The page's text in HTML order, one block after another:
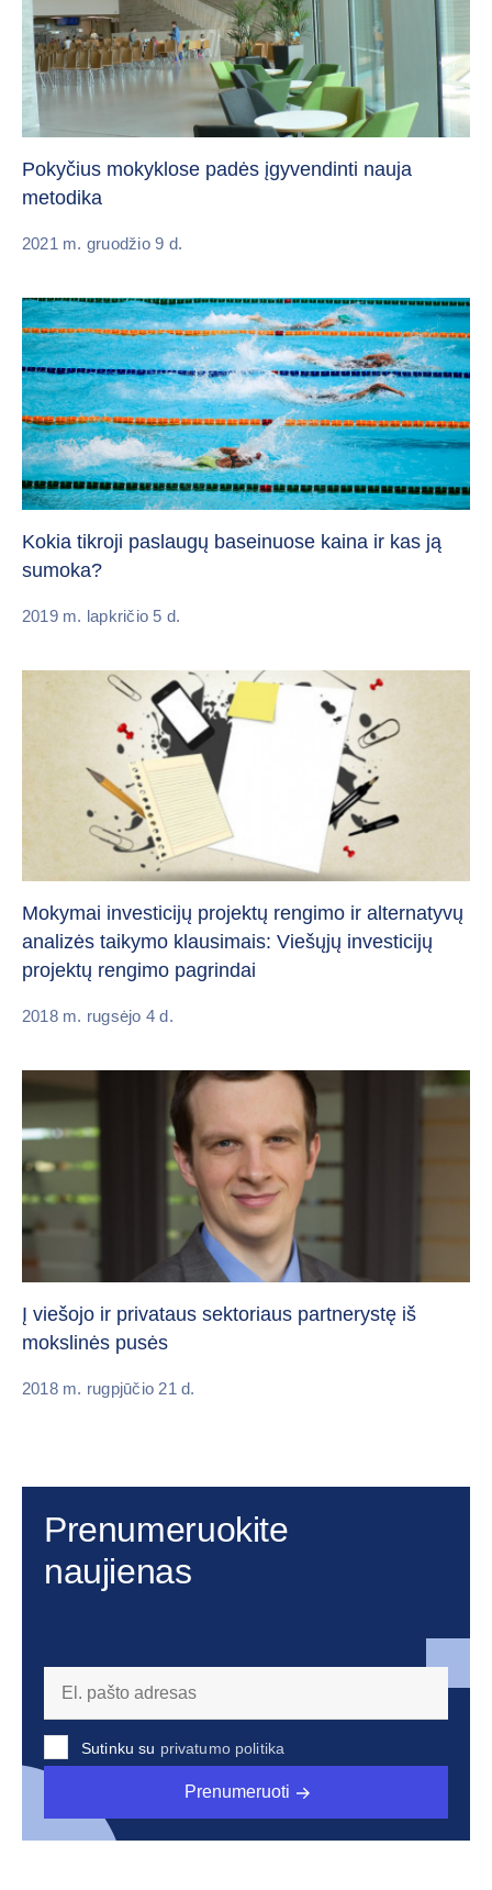
Pokyčius mokyklose padės įgyvendinti nauja
metodika
2021 m. gruodžio 9 d.
Kokia tikroji paslaugų baseinuose kaina ir kas ją
sumoka?
2019 m. lapkričio 5 d.
Mokymai investicijų projektų rengimo ir alternatyvų
analizės taikymo klausimais: Viešųjų investicijų
projektų rengimo pagrindai
2018 m. rugsėjo 4 d.
Į viešojo ir privataus sektoriaus partnerystę iš
mokslinės pusės
2018 m. rugpjūčio 21 d.
Prenumeruokite
naujienas
Sutinku su privatumo politika
Prenumeruoti